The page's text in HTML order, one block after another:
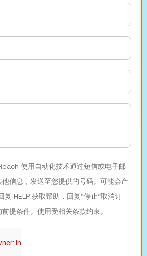
使用自动化技术通过短信或电子邮
信息，发送至您提供的号码。可能会产
复 HELP 获取帮助，回复“停止”取消订
提条件。使用受相关条款约束。